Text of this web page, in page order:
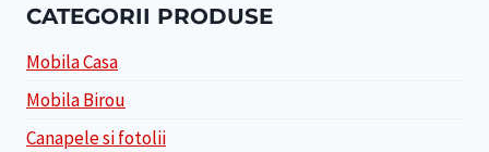
720 lei.
CATEGORII PRODUSE
Mobila Casa
Mobila Birou
Canapele si fotolii